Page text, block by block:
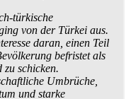
türkische
von der Türkei aus.
daran, einen Teil
befristet als
schicken.
Umbrüche,
und starke